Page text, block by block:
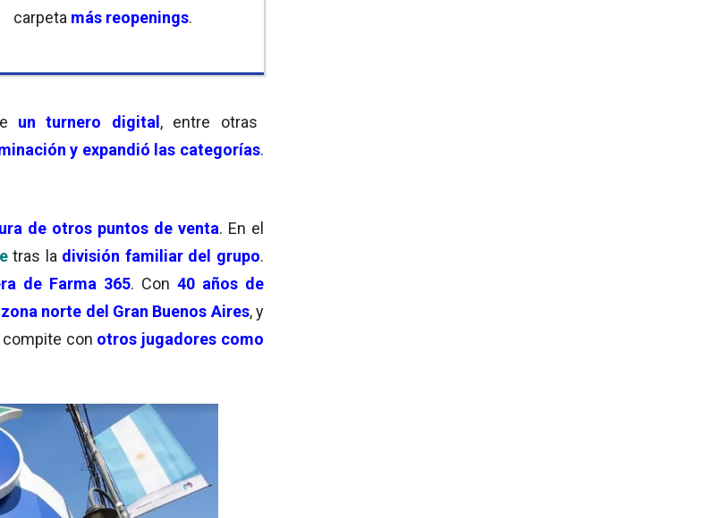
carpeta más reopenings.
un turnero digital, entre otras
y expandió las categorías.
de otros puntos de venta. En el
tras la división familiar del grupo.
de Farma 365. Con 40 años de
norte del Gran Buenos Aires, y
compite con otros jugadores como